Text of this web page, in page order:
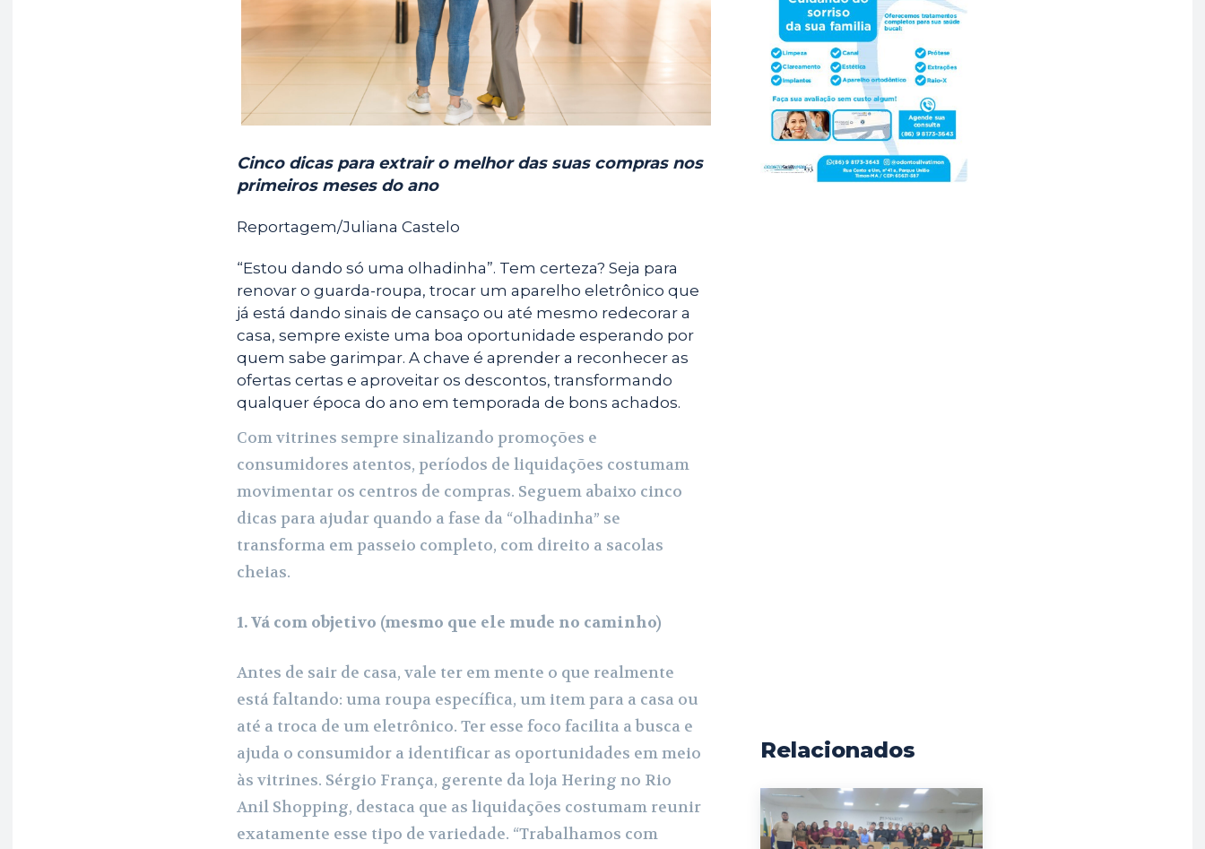
p
m
Cinco dicas para extrair o melhor das suas compras nos
primeiros meses do ano
Reportagem/Juliana Castelo
“Estou dando só uma olhadinha”. Tem certeza? Seja para
renovar o guarda-roupa, trocar um aparelho eletrônico que
já está dando sinais de cansaço ou até mesmo redecorar a
casa, sempre existe uma boa oportunidade esperando por
quem sabe garimpar. A chave é aprender a reconhecer as
ofertas certas e aproveitar os descontos, transformando
qualquer época do ano em temporada de bons achados.
Com vitrines sempre sinalizando promoções e
consumidores atentos, períodos de liquidações costumam
movimentar os centros de compras. Seguem abaixo cinco
dicas para ajudar quando a fase da “olhadinha” se
transforma em passeio completo, com direito a sacolas
cheias.
1. Vá com objetivo (mesmo que ele mude no caminho)
Antes de sair de casa, vale ter em mente o que realmente
está faltando: uma roupa específica, um item para a casa ou
até a troca de um eletrônico. Ter esse foco facilita a busca e
ajuda o consumidor a identificar as oportunidades em meio
às vitrines. Sérgio França, gerente da loja Hering no Rio
Anil Shopping, destaca que as liquidações costumam reunir
exatamente esse tipo de variedade. “Trabalhamos com
Relacionados